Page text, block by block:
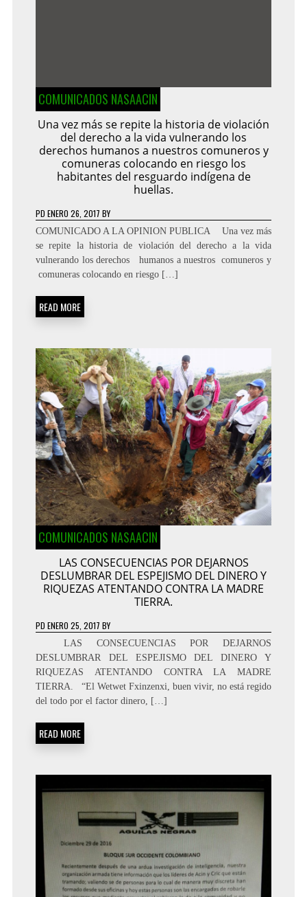
COMUNICADOS NASAACIN
Una vez más se repite la historia de violación
del derecho a la vida vulnerando los
derechos humanos a nuestros comuneros y
comuneras colocando en riesgo los
habitantes del resguardo indígena de
huellas.
PD ENERO 26, 2017 BY
COMUNICADO A LA OPINION PUBLICA Una vez más
se repite la historia de violación del derecho a la vida
vulnerando los derechos humanos a nuestros comuneros y
comuneras colocando en riesgo […]
READ MORE
COMUNICADOS NASAACIN
LAS CONSECUENCIAS POR DEJARNOS
DESLUMBRAR DEL ESPEJISMO DEL DINERO Y
RIQUEZAS ATENTANDO CONTRA LA MADRE
TIERRA.
PD ENERO 25, 2017 BY
LAS CONSECUENCIAS POR DEJARNOS
DESLUMBRAR DEL ESPEJISMO DEL DINERO Y
RIQUEZAS ATENTANDO CONTRA LA MADRE
TIERRA. “El Wetwet Fxinzenxi, buen vivir, no está regido
del todo por el factor dinero, […]
READ MORE